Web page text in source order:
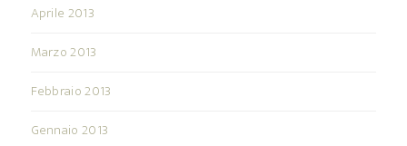
Aprile 2013
Marzo 2013
Febbraio 2013
Gennaio 2013